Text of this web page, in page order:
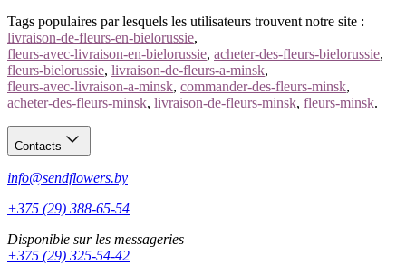
Tags populaires par lesquels les utilisateurs trouvent notre site :
livraison-de-fleurs-en-bielorussie,
fleurs-avec-livraison-en-bielorussie, acheter-des-fleurs-bielorussie,
fleurs-bielorussie, livraison-de-fleurs-a-minsk,
fleurs-avec-livraison-a-minsk, commander-des-fleurs-minsk,
acheter-des-fleurs-minsk, livraison-de-fleurs-minsk, fleurs-minsk.
Contacts
info@sendflowers.by
+375 (29) 388-65-54
Disponible sur les messageries
+375 (29) 325-54-42